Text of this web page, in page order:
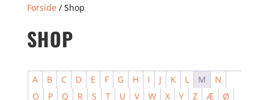
Forside/ Shop
SHOP
A B C D E F G H I J K L M
N
O
P Q R S T U V W X Y Z Æ
Ø